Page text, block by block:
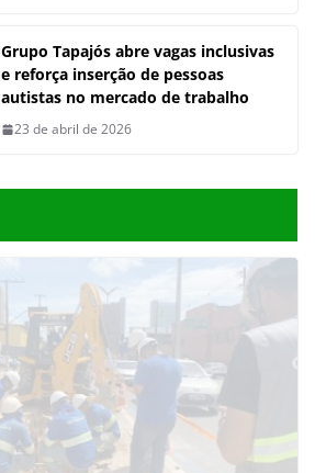
Grupo Tapajós abre vagas inclusivas
e reforça inserção de pessoas
autistas no mercado de trabalho
23 de abril de 2026